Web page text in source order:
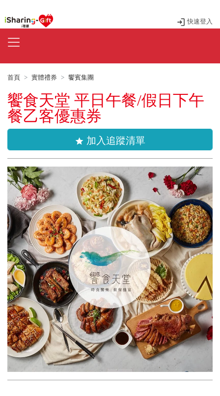
快速登入
首頁 實體禮券 饗賓集團
饗食天堂 平日午餐/假日下午
餐乙客優惠券
star 加入追蹤清單